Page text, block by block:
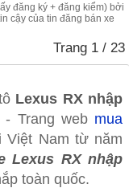
đăng ký + đăng kiểm) bởi
cậy của tin đăng bán xe
Trang 1 / 23
Lexus RX nhập
- Trang web mua
Nam từ năm
Lexus RX nhập
toàn quốc.